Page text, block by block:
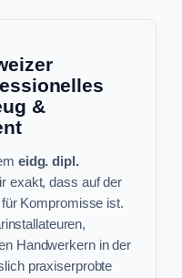
&
eidg. dipl.
exakt, dass auf der
Kompromisse ist.
Handwerkern in der
praxiserprobte